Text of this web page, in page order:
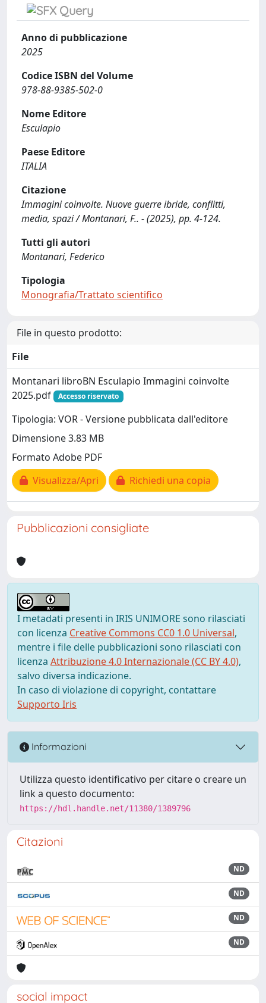
Anno di pubblicazione
2025
Codice ISBN del Volume
978-88-9385-502-0
Nome Editore
Esculapio
Paese Editore
ITALIA
Citazione
Immagini coinvolte. Nuove guerre ibride, conflitti,
media, spazi / Montanari, F.. - (2025), pp. 4-124.
Tutti gli autori
Montanari, Federico
Tipologia
Monografia/Trattato scientifico
File in questo prodotto:
File
Montanari libroBN Esculapio Immagini coinvolte
2025.pdf
Accesso riservato
Tipologia: VOR - Versione pubblicata dall'editore
Dimensione 3.83 MB
Formato Adobe PDF
Visualizza/Apri
Richiedi una copia
Pubblicazioni consigliate
I metadati presenti in IRIS UNIMORE sono rilasciati
con licenza Creative Commons CC0 1.0 Universal,
mentre i file delle pubblicazioni sono rilasciati con
licenza Attribuzione 4.0 Internazionale (CC BY 4.0),
salvo diversa indicazione.
In caso di violazione di copyright, contattare
Supporto Iris
Informazioni
Utilizza questo identificativo per citare o creare un
link a questo documento:
https://hdl.handle.net/11380/1389796
Citazioni
ND
ND
ND
ND
social impact